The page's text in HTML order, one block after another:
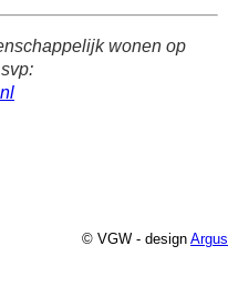
wonen op
© VGW - design Argus